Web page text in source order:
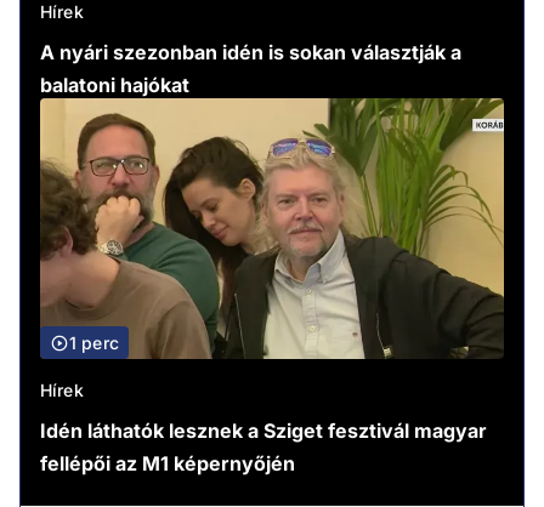
Hírek
A nyári szezonban idén is sokan választják a
balatoni hajókat
1 perc
Hírek
Idén láthatók lesznek a Sziget fesztivál magyar
fellépői az M1 képernyőjén